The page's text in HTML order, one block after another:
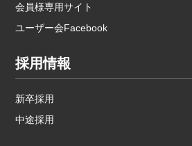
会員様専用サイト
ユーザー会Facebook
採用情報
新卒採用
中途採用